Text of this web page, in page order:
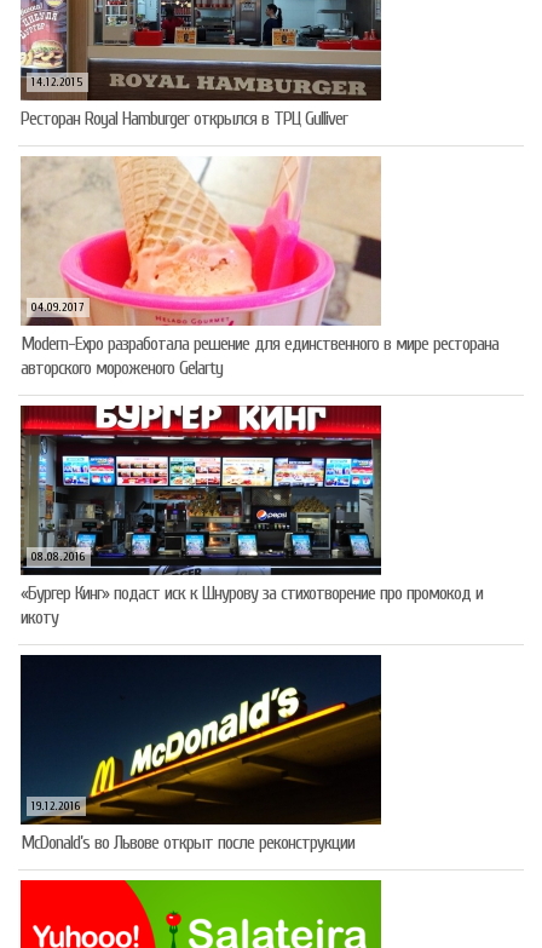
14.12.2015
Ресторан Royal Hamburger открылся в ТРЦ Gulliver
04.09.2017
Modern-Expo разработала решение для единственного в мире ресторана
авторского мороженого Gelarty
08.08.2016
«Бургер Кинг» подаст иск к Шнурову за стихотворение про промокод и
икоту
19.12.2016
McDonald’s во Львове открыт после реконструкции